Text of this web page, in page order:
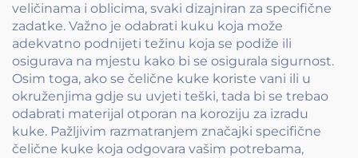
veličinama i oblicima, svaki dizajniran za specifične
zadatke. Važno je odabrati kuku koja može
adekvatno podnijeti težinu koja se podiže ili
osigurava na mjestu kako bi se osigurala sigurnost.
Osim toga, ako se čelične kuke koriste vani ili u
okruženjima gdje su uvjeti teški, tada bi se trebao
odabrati materijal otporan na koroziju za izradu
kuke. Pažljivim razmatranjem značajki specifične
čelične kuke koja odgovara vašim potrebama,